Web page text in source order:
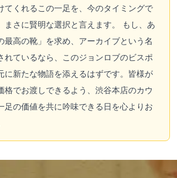
てくれるこの一足を、今のタイミングで
まさに賢明な選択と言えます。 もし、あ
最高の靴」を求め、アーカイブという名
れているなら、このジョンロブのビスポ
に新たな物語を添えるはずです。皆様が
格でお渡しできるよう、渋谷本店のカウ
足の価値を共に吟味できる日を心よりお